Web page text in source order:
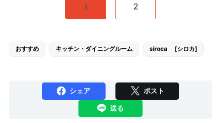
1 2
おすすめ キッチン・ダイニングルーム siroca [シロカ]
シェア ポスト
送る